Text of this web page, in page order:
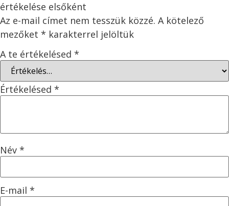
értékelése elsőként
Az e-mail címet nem tesszük közzé. A kötelező
mezőket * karakterrel jelöltük
A te értékelésed *
Értékelésed *
Név *
E-mail *